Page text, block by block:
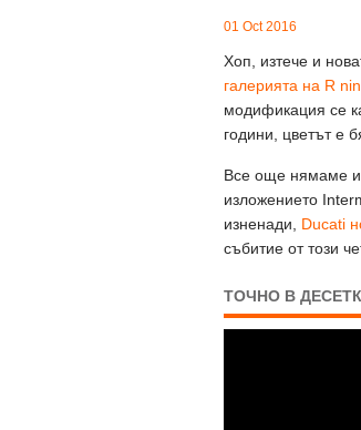
01 Oct 2016
Хоп, изтече и
галерията на R
модификация се
години, цветът е
Все още нямаме
изложението
изненади, Ducati
събитие от този
ТОЧНО В